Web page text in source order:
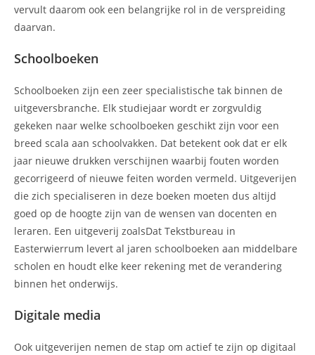
vervult daarom ook een belangrijke rol in de verspreiding
daarvan.
Schoolboeken
Schoolboeken zijn een zeer specialistische tak binnen de
uitgeversbranche. Elk studiejaar wordt er zorgvuldig
gekeken naar welke schoolboeken geschikt zijn voor een
breed scala aan schoolvakken. Dat betekent ook dat er elk
jaar nieuwe drukken verschijnen waarbij fouten worden
gecorrigeerd of nieuwe feiten worden vermeld. Uitgeverijen
die zich specialiseren in deze boeken moeten dus altijd
goed op de hoogte zijn van de wensen van docenten en
leraren. Een uitgeverij zoalsDat Tekstbureau in
Easterwierrum levert al jaren schoolboeken aan middelbare
scholen en houdt elke keer rekening met de verandering
binnen het onderwijs.
Digitale media
Ook uitgeverijen nemen de stap om actief te zijn op digitaal